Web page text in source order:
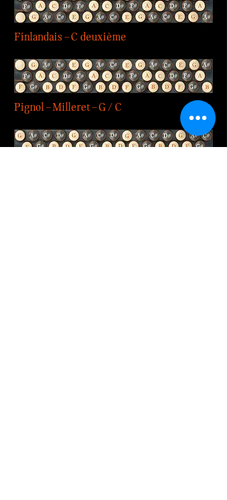
Finlandais – C deuxième
Pignol – Milleret – G / C